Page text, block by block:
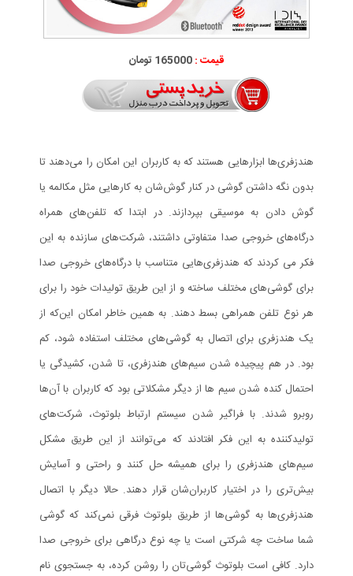
قیمت :165000 تومان
هندزفری‌ها ابزارهایی هستند که به کاربران این امکان را می‌دهند تا
بدون نگه داشتن گوشی در کنار گوش‌شان به کارهایی مثل مکالمه یا
گوش دادن به موسیقی بپردازند. در ابتدا که تلفن‌های همراه
درگاه‌های خروجی صدا متفاوتی داشتند، شرکت‌های سازنده به این
فکر می کردند که هندزفری‌هایی متناسب با درگاه‌های خروجی صدا
برای گوشی‌های مختلف ساخته و از این طریق تولیدات خود را برای
هر نوع تلفن همراهی بسط دهند. به همین خاطر امکان این‌که از
یک هندزفری برای اتصال به گوشی‌های مختلف‌ استفاده شود، کم
بود. در هم پیچیده شدن سیم‌های هندزفری، تا شدن، کشیدگی یا
احتمال کنده شدن سیم ها از دیگر مشکلاتی بود که کاربران با آن‌ها
روبرو شدند. با فراگیر شدن سیستم ارتباط بلوتوث، شرکت‌های
تولید‌کننده به این فکر افتادند که می‌توانند از این طریق مشکل
سیم‌های هندزفری را برای همیشه حل کنند و راحتی و آسایش
بیش‌تری را در اختیار کاربران‌شان قرار دهند. حالا دیگر با اتصال
هندزفری‌ها به گوشی‌ها از طریق بلوتوث فرقی نمی‌کند که گوشی
شما ساخت چه شرکتی است یا چه نوع درگاهی برای خروجی صدا
دارد. کافی است بلوتوث گوشی‌تان را روشن کرده، به جستجوی نام